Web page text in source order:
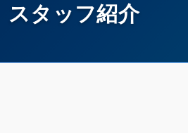
スタッフ紹介